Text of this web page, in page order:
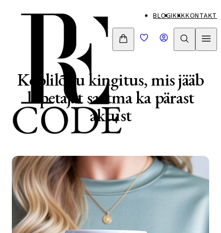
BLOGIKKKKONTAKT
Koolilõpu kingitus, mis jääb
lõpetajat saatma ka pärast
aktust